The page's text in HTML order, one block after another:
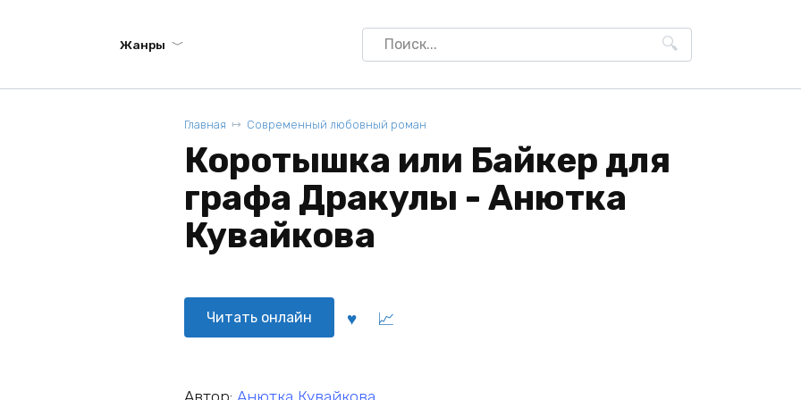
Жанры
Search
for:
Главная Современный любовный роман
Коротышка или Байкер для
графа Дракулы - Анютка
Кувайкова
Читать онлайн
Автор: Анютка Кувайкова